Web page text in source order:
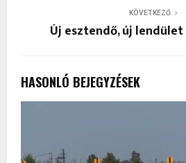
KÖVETKEZŐ
Új esztendő, új
HASONLÓ BEJEGYZÉSEK